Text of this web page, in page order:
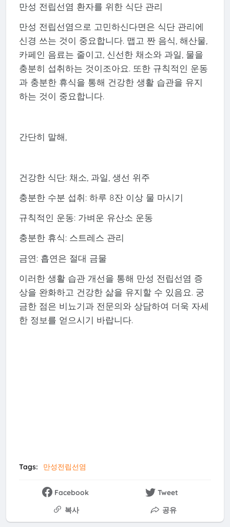
만성 전립선염 환자를 위한 식단 관리
만성 전립선염으로 고민하신다면은 식단 관리에
신경 쓰는 것이 중요합니다. 맵고 짠 음식, 해산물,
카페인 음료는 줄이고, 신선한 채소와 과일, 물을
충분히 섭취하는 것이조아요. 또한 규칙적인 운동
과 충분한 휴식을 통해 건강한 생활 습관을 유지
하는 것이 중요합니다.
간단히 말해,
건강한 식단: 채소, 과일, 생선 위주
충분한 수분 섭취: 하루 8잔 이상 물 마시기
규칙적인 운동: 가벼운 유산소 운동
충분한 휴식: 스트레스 관리
금연: 흡연은 절대 금물
이러한 생활 습관 개선을 통해 만성 전립선염 증
상을 완화하고 건강한 삶을 유지할 수 있음요. 궁
금한 점은 비뇨기과 전문의와 상담하여 더욱 자세
한 정보를 얻으시기 바랍니다.
Tags: 만성전립선염
Facebook
Tweet
복사
공유